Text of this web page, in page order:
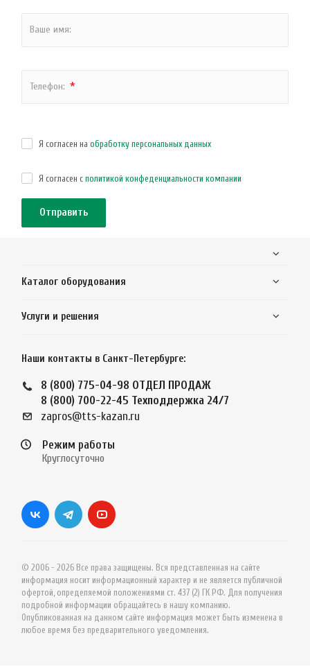
Ваше имя:
Телефон: *
Я согласен на обработку персональных данных
Я согласен с политикой конфеденциальности компании
Каталог оборудования
Услуги и решения
Наши контакты в Санкт-Петербурге:
8 (800) 775-04-98 ОТДЕЛ ПРОДАЖ
8 (800) 700-22-45 Техподдержка 24/7
zapros@tts-kazan.ru
Режим работы
Круглосуточно
© 2006 - 2026 Все права защищены. Вся представленная на сайте
информация носит информационный характер и не является публичной
офертой, определяемой положениями ст. 437 (2) ГК РФ. Для получения
подробной информации обращайтесь в нашу компанию.
Опубликованная на данном сайте информация может быть изменена в
любое время без предварительного уведомления.